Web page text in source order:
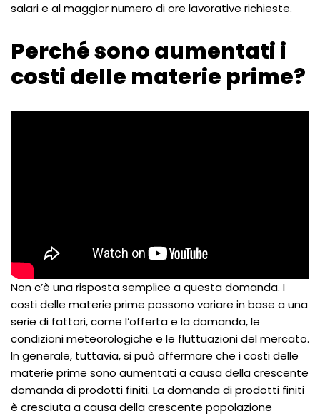
salari e al maggior numero di ore lavorative richieste.
Perché sono aumentati i
costi delle materie prime?
Non c’è una risposta semplice a questa domanda. I
costi delle materie prime possono variare in base a una
serie di fattori, come l’offerta e la domanda, le
condizioni meteorologiche e le fluttuazioni del mercato.
In generale, tuttavia, si può affermare che i costi delle
materie prime sono aumentati a causa della crescente
domanda di prodotti finiti. La domanda di prodotti finiti
è cresciuta a causa della crescente popolazione